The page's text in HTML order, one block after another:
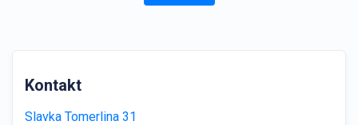
Kontakt
Slavka Tomerlina 31